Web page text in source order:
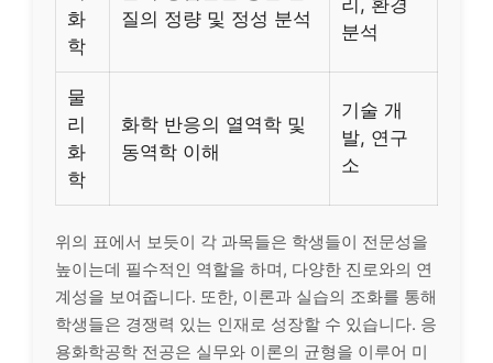
화
학
질의 정량 및 정성 분석
리, 환경
분석
물
리
화
학
화학 반응의 열역학 및
동역학 이해
기술 개
발, 연구
소
위의 표에서 보듯이 각 과목들은 학생들이 전문성을
높이는데 필수적인 역할을 하며, 다양한 진로와의 연
계성을 보여줍니다. 또한, 이론과 실습의 조화를 통해
학생들은 경쟁력 있는 인재로 성장할 수 있습니다. 응
용화학공학 전공은 실무와 이론의 균형을 이루어 미